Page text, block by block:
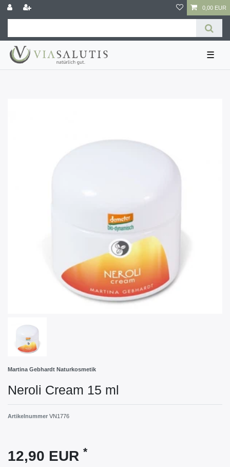
0,00 EUR
☰
Martina Gebhardt Naturkosmetik
Neroli Cream 15 ml
Artikelnummer VN1776
12,90 EUR *